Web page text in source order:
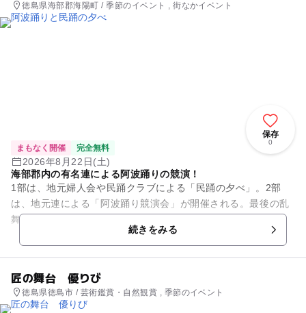
徳島県海部郡海陽町 / 季節のイベント , 街なかイベント
保存
0
まもなく開催 完全無料
2026年8月22日(土)
海部郡内の有名連による阿波踊りの競演！
1部は、地元婦人会や民踊クラブによる「民踊の夕べ」。2部
は、地元連による「阿波踊り競演会」が開催される。最後の乱
舞は、見物客も飛び入り参加し盛り上がる。
続きをみる
匠の舞台 優りび
徳島県徳島市 / 芸術鑑賞・自然観賞 , 季節のイベント